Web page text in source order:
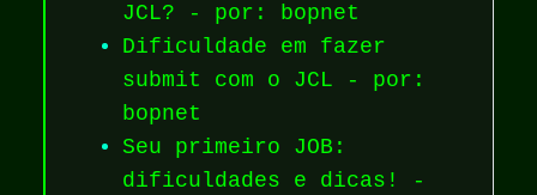
JCL? - por: bopnet
Dificuldade em fazer
submit com o JCL - por:
bopnet
Seu primeiro JOB:
dificuldades e dicas! -